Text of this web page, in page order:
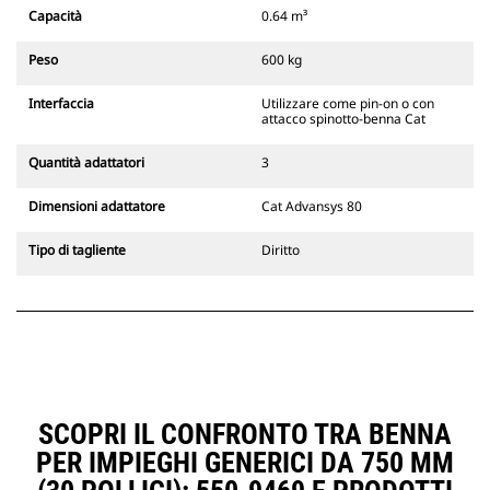
Cat sono compatibili con gli
gli escavatori gommati. Sono
larghezze per scavo di fossati.
sistema di attacco dedicato CW
fisse. Gli attacchi dedicati CW
bloccaggio a cuneo per mantenere
disponibili per tutti gli escavatori
Capacità 0.64 m³
Peso 600 kg
Interfaccia
Utilizzare come pin-on o con
attacco spinotto-benna Cat
Quantità adattatori 3
Dimensioni adattatore Cat Advansys 80
Tipo di tagliente Diritto
SCOPRI IL CONFRONTO TRA BENNA
PER IMPIEGHI GENERICI DA 750 MM